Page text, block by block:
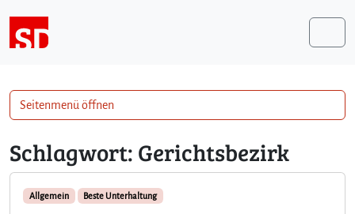
Schlagwort: Gerichtsbezirk
Allgemein Beste Unterhaltung
Seitenmenü öffnen